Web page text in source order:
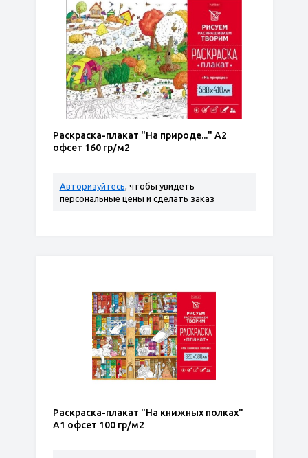
Раскраска-плакат "На природе..." А2
офсет 160 гр/м2
Авторизуйтесь, чтобы увидеть
персональные цены и сделать заказ
Раскраска-плакат "На книжных полках"
А1 офсет 100 гр/м2